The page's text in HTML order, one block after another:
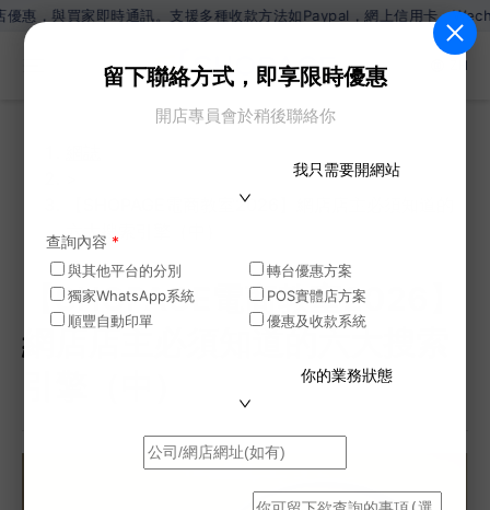
家即時通訊。支援多種收款方法如Paypal，網上信用卡，Wechat Pay
ZH
留下聯絡方式，即享限時優惠
開店專員會於稍後聯絡你
我只需要開網站
查詢內容 *
與其他平台的分別
轉台優惠方案
獨家WhatsApp系統
POS實體店方案
順豐自動印單
優惠及收款系統
你的業務狀態
【SHOPAGE電商教室2026】網店店主必須知道的
六大搜索引擎（中）
【SHOPAGE電商教室2026】
網店店主必須知道的六大搜索